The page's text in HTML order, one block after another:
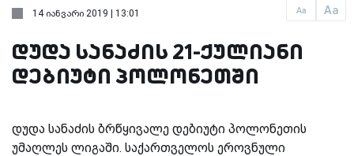
Aa Aa
14 იანვარი 2019 | 13:01
დუდა სანაძის 21-ქულიანი
დებიუტი პოლონეთში
დუდა სანაძის ბრწყივალე დებიუტი პოლონეთის
უმაღლეს ლიგაში. საქართველოს ეროვნული